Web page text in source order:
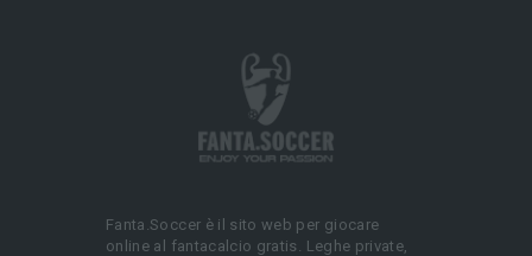
Fanta.Soccer è il sito web per giocare
online al fantacalcio gratis. Leghe private,